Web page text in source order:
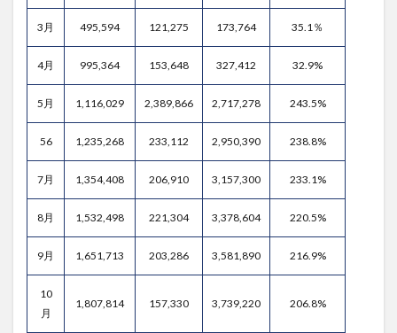
3月 495,594 121,275 173,764 35.1％
4月 995,364 153,648 327,412 32.9%
5月 1,116,029 2,389,866 2,717,278 243.5%
56 1,235,268 233,112 2,950,390 238.8%
7月 1,354,408 206,910 3,157,300 233.1%
8月 1,532,498 221,304 3,378,604 220.5%
9月 1,651,713 203,286 3,581,890 216.9%
10
月
1,807,814 157,330 3,739,220 206.8%